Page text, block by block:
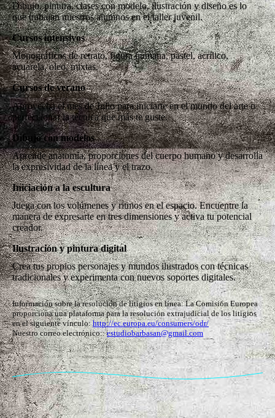
Dibujo, pintura, clases con modelo, ilustración y diseño es lo
que trabajan nuestros alumnos en el taller juvenil.
Cursos intensivos
Monográficos de retrato, figura humana, pastel, acrílico,
acuarela, oleo, mixtas.
Cursos de verano
Aprovecha el mes de Julio para iniciarte en el mundo del arte o
perfeccionar la técnica que más te guste.
Dibujo con modelos
Aprende anatomía, proporciones del cuerpo humano y desarrolla
la expresividad de la línea y el trazo.
Iniciación a la escultura
Juega con los volúmenes y ritmos en el espacio. Encuentre la
manera de expresarte en tres dimensiones y activa tu potencial
Ilustración y pintura digital
Crea tus propios personajes y mundos ilustrados con técnicas
tradicionales y experimenta con nuevos soportes digitales.
Información sobre la resolución de litigios en línea: La Comisión Europea
proporciona una plataforma para la resolución extrajudicial de los litigios
en el siguiente vínculo:http://ec.europa.eu/consumers/odr/
Nuestro correo electrónico::estudiobarbasan@gmail.com